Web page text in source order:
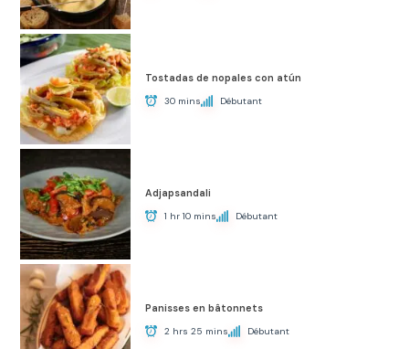
Tostadas de nopales con atún
30 mins Débutant
Adjapsandali
1 hr 10 mins Débutant
Panisses en bâtonnets
2 hrs 25 mins Débutant